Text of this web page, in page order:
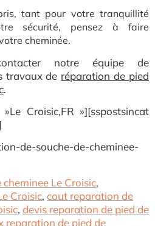
tant pour votre tranquillité
sécurité, pensez à faire
cheminée.
notre équipe de
travaux de réparation de pied
.
Croisic,FR »][sspostsincat
de-souche-de-cheminee-
Le Croisic,
Croisic, cout reparation de
, devis reparation de pied de
reparation de pied de